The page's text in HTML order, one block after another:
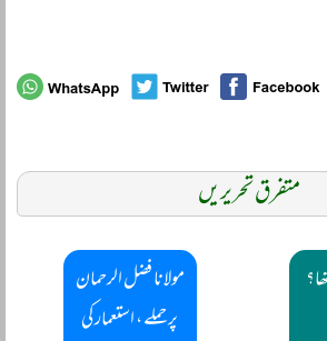
متفرق تحریریں
مولانا فضل الرحمان
پر حملے ، استعمار کی